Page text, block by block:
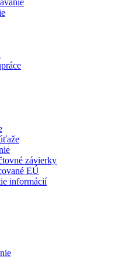
závierky
EÚ
informácií